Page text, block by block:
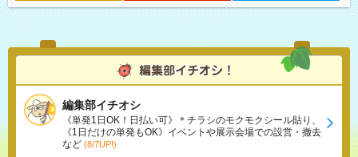
編集部イチオシ
《単発1日OK！日払い可》＊チラシのモクモクシール貼り、
《1日だけの単発もOK》イベントや展示会場での設営・撤去
など (8/7UP!)